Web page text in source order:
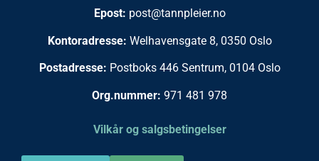
Epost: post@tannpleier.no
Kontoradresse: Welhavensgate 8, 0350 Oslo
Postadresse: Postboks 446 Sentrum, 0104 Oslo
Org.nummer: 971 481 978
Vilkår og salgsbetingelser